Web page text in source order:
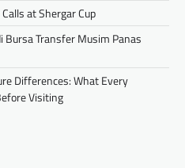
at Shergar Cup
Bursa Transfer Musim Panas
Differences: What Every
Visiting